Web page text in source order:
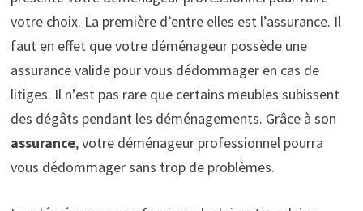
votre choix. La première d’entre elles est l’assurance. Il
faut en effet que votre déménageur possède une
assurance valide pour vous dédommager en cas de
litiges. Il n’est pas rare que certains meubles subissent
des dégâts pendant les déménagements. Grâce à son
assurance, votre déménageur professionnel pourra
vous dédommager sans trop de problèmes.